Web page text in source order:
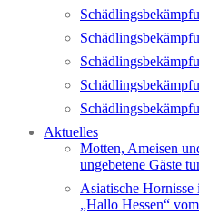
Aktuelles
Motten, Ameisen
ungebetene Gäste
Asiatische Hornisse
„Hallo Hessen“